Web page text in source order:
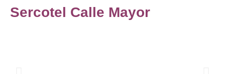
Sercotel Calle Mayor